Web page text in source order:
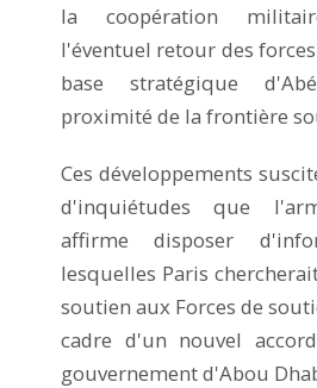
la coopération
l'éventuel retour des
base stratégique
proximité de la frontière
Ces développements
d'inquiétudes que
affirme disposer
lesquelles Paris
soutien aux Forces de
cadre d'un nouvel
gouvernement d'Abou